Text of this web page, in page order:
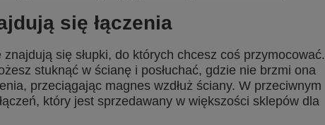
się łączenia
się słupki, do których chcesz coś przymocować.
stuknąć w ścianę i posłuchać, gdzie nie brzmi ona
przeciągając magnes wzdłuż ściany. W przeciwnym
który jest sprzedawany w większości sklepów dla